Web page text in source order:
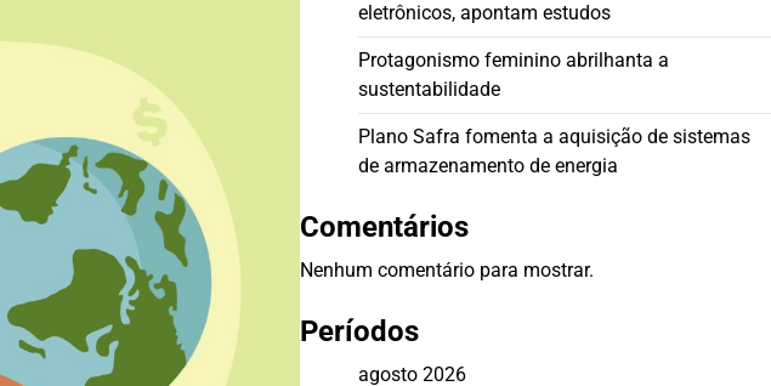
eletrônicos, apontam estudos
Protagonismo feminino abrilhanta a
sustentabilidade
Plano Safra fomenta a aquisição de sistemas
de armazenamento de energia
Comentários
Nenhum comentário para mostrar.
Períodos
agosto 2026